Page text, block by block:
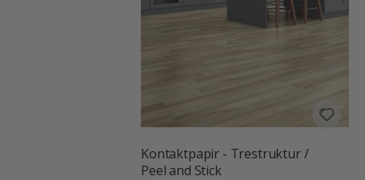
Kontaktpapir - Trestruktur /
Peel and Stick